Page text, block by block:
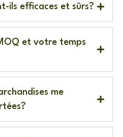
ils efficaces et sûrs?
et votre temps
me